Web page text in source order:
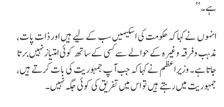
ہے۔‘‘
انہوں نے کہا کہ حکومت کی اسکیمیں سب کے لیے ہیں اور ذات پات،
مذہب و فرقہ وغیرہ کے حوالے سے کسی کے ساتھ کوئی امتیاز نہیں برتا
جاتا ہے۔ وزیراعظم نے کہا کہ جب آپ جمہوریت کی بات کرتے ہیں،
جمہوریت میں رہتے ہیں تو اس میں تفریق کی کوئی جگہ نہیں۔